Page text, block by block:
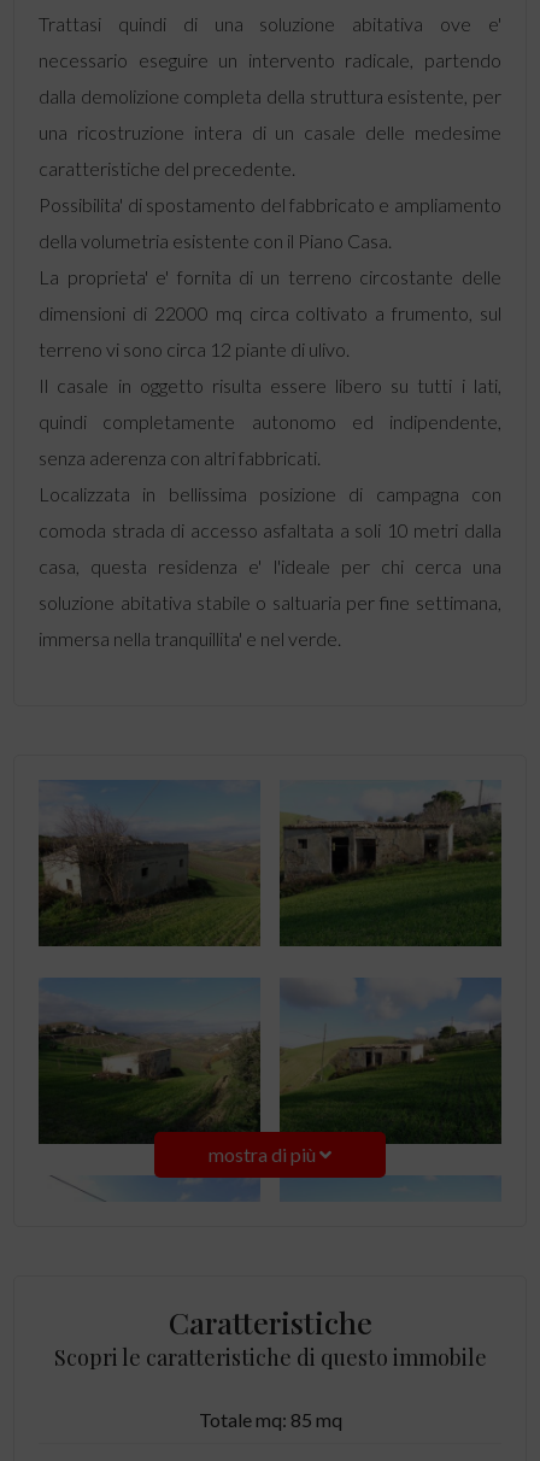
Trattasi quindi di una soluzione abitativa ove e'
necessario eseguire un intervento radicale, partendo
dalla demolizione completa della struttura esistente, per
una ricostruzione intera di un casale delle medesime
caratteristiche del precedente.
Possibilita' di spostamento del fabbricato e ampliamento
della volumetria esistente con il Piano Casa.
La proprieta' e' fornita di un terreno circostante delle
dimensioni di 22000 mq circa coltivato a frumento, sul
terreno vi sono circa 12 piante di ulivo.
Il casale in oggetto risulta essere libero su tutti i lati,
quindi completamente autonomo ed indipendente,
senza aderenza con altri fabbricati.
Localizzata in bellissima posizione di campagna con
comoda strada di accesso asfaltata a soli 10 metri dalla
casa, questa residenza e' l'ideale per chi cerca una
soluzione abitativa stabile o saltuaria per fine settimana,
immersa nella tranquillita' e nel verde.
mostra di più
Caratteristiche
Scopri le caratteristiche di questo immobile
Totale mq: 85 mq